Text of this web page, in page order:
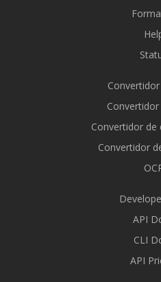
Convertidor
Convertidor
API
CLI
API